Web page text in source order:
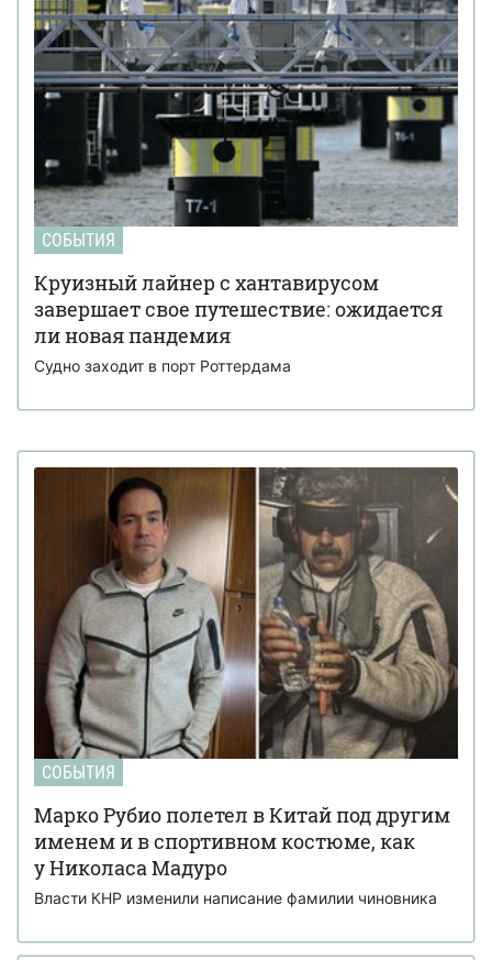
СОБЫТИЯ
Круизный лайнер с хантавирусом
завершает свое путешествие: ожидается
ли новая пандемия
Судно заходит в порт Роттердама
СОБЫТИЯ
Марко Рубио полетел в Китай под другим
именем и в спортивном костюме, как
у Николаса Мадуро
Власти КНР изменили написание фамилии чиновника